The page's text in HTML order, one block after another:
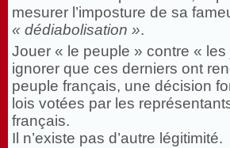
mesurer l’imposture de sa
« dédiabolisation ».
Jouer « le peuple » contre «
ignorer que ces derniers ont
peuple français, une décision
lois votées par les
français.
Il n’existe pas d’autre légitimité.